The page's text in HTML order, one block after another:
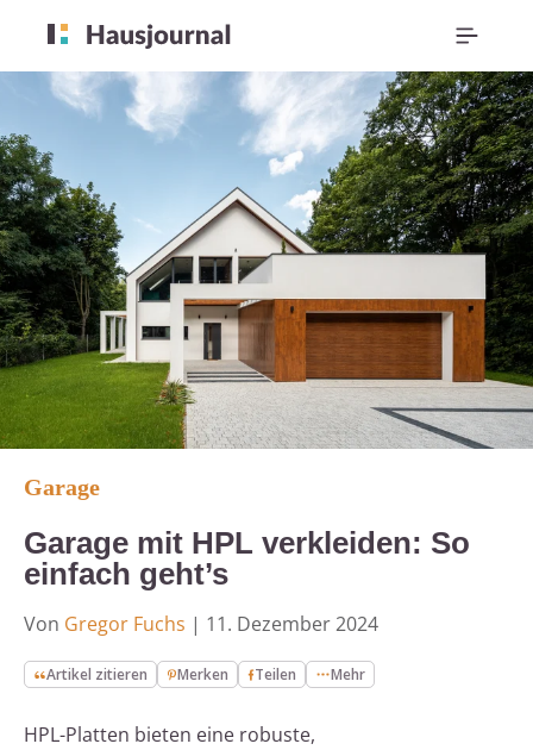
Garage
Garage mit HPL verkleiden: So
einfach geht’s
Von Gregor Fuchs | 11. Dezember 2024
Artikel zitieren Merken Teilen Mehr
HPL-Platten bieten eine robuste,